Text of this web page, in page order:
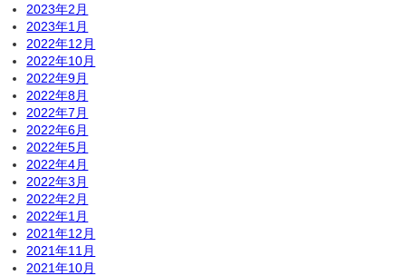
2023年2月
2023年1月
2022年12月
2022年10月
2022年9月
2022年8月
2022年7月
2022年6月
2022年5月
2022年4月
2022年3月
2022年2月
2022年1月
2021年12月
2021年11月
2021年10月